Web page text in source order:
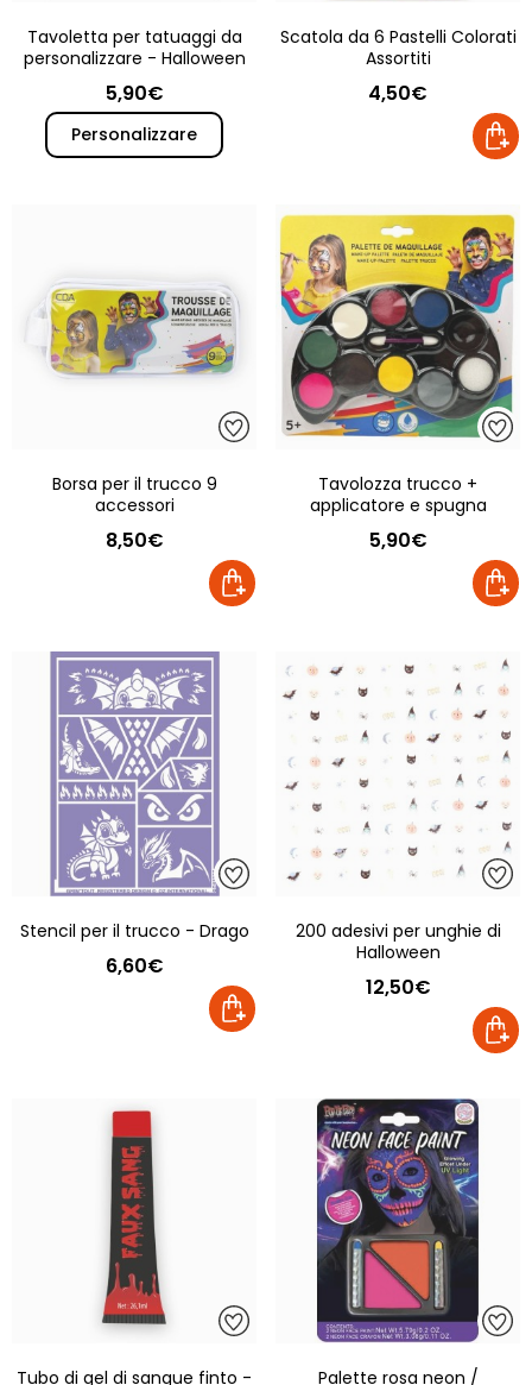
Tavoletta per tatuaggi da
personalizzare - Halloween
5,90€
Personalizzare
Scatola da 6 Pastelli Colorati
Assortiti
4,50€
Borsa per il trucco 9
accessori
8,50€
Tavolozza trucco +
applicatore e spugna
5,90€
Stencil per il trucco - Drago
6,60€
200 adesivi per unghie di
Halloween
12,50€
Tubo di gel di sangue finto - Palette rosa neon /